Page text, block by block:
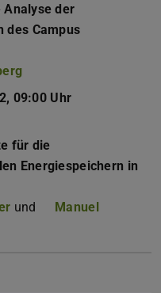
Analyse der
des Campus
09:00 Uhr
für die
Energiespeichern in
und
Manuel